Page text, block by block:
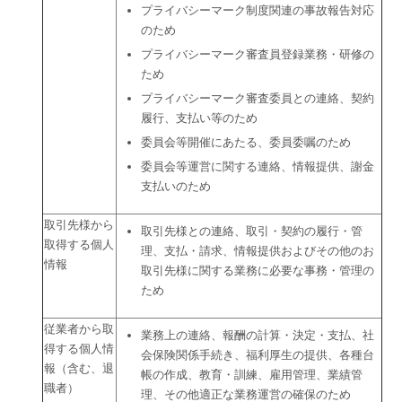
プライバシーマーク制度関連の事故報告対応
のため
プライバシーマーク審査員登録業務・研修の
ため
プライバシーマーク審査委員との連絡、契約
履行、支払い等のため
委員会等開催にあたる、委員委嘱のため
委員会等運営に関する連絡、情報提供、謝金
支払いのため
取引先様から
取得する個人
情報
取引先様との連絡、取引・契約の履行・管
理、支払・請求、情報提供およびその他のお
取引先様に関する業務に必要な事務・管理の
ため
従業者から取
得する個人情
報（含む、退
職者）
業務上の連絡、報酬の計算・決定・支払、社
会保険関係手続き、福利厚生の提供、各種台
帳の作成、教育・訓練、雇用管理、業績管
理、その他適正な業務運営の確保のため